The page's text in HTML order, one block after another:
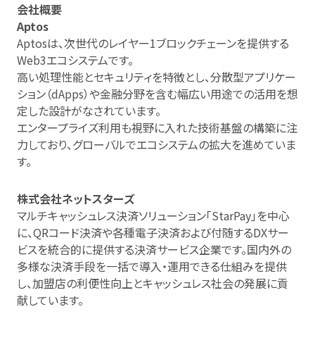
会社概要
Aptos
Aptosは、次世代のレイヤー1ブロックチェーンを提供する
Web3エコシステムです。
高い処理性能とセキュリティを特徴とし、分散型アプリケー
ション（dApps）や金融分野を含む幅広い用途での活用を想
定した設計がなされています。
エンタープライズ利用も視野に入れた技術基盤の構築に注
力しており、グローバルでエコシステムの拡大を進めていま
す。
株式会社ネットスターズ
マルチキャッシュレス決済ソリューション「StarPay」を中心
に、QRコード決済や各種電子決済および付随するDXサー
ビスを統合的に提供する決済サービス企業です。国内外の
多様な決済手段を一括で導入・運用できる仕組みを提供
し、加盟店の利便性向上とキャッシュレス社会の発展に貢
献しています。